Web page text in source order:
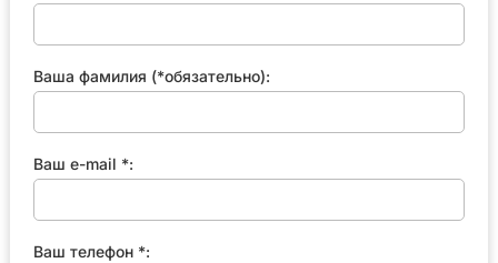
Ваша фамилия (*обязательно):
Ваш e-mail *:
Ваш телефон *: